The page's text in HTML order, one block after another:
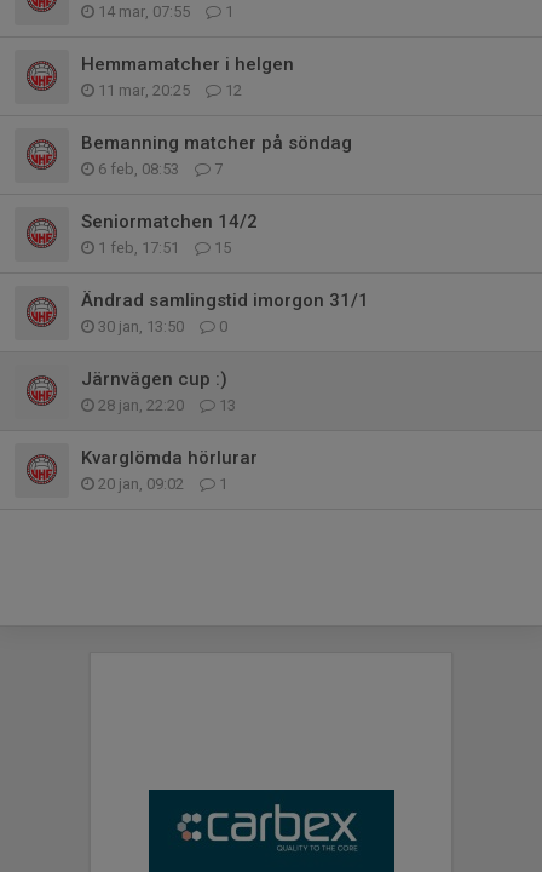
14 mar, 07:55 1
Hemmamatcher i helgen
11 mar, 20:25 12
Bemanning matcher på söndag
6 feb, 08:53 7
Seniormatchen 14/2
1 feb, 17:51 15
Ändrad samlingstid imorgon 31/1
30 jan, 13:50 0
Järnvägen cup :)
28 jan, 22:20 13
Kvarglömda hörlurar
20 jan, 09:02 1